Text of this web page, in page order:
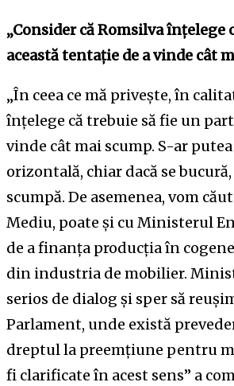
„Consider căRomsilva înțelege
aceastătentație de a vinde cât
„În ceea ce mă privește, în
înțelege că trebuie să fie un
vinde cât mai scump. S-ar
orizontală, chiar dacă se
scumpă. De asemenea, vom
Mediu, poate și cu Ministerul
de a finanța producția în
din industria de mobilier.
serios de dialog și sper să
Parlament, unde există
dreptul la preemțiune pentru
fi clarificate în acest sens” a